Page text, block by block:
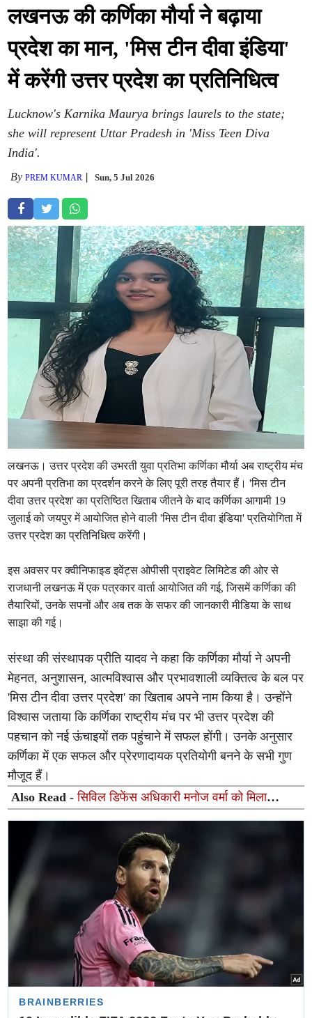
लखनऊ की कर्णिका मौर्या ने बढ़ाया
प्रदेश का मान, 'मिस टीन दीवा इंडिया'
में करेंगी उत्तर प्रदेश का प्रतिनिधित्व
Lucknow's Karnika Maurya brings laurels to the state;
she will represent Uttar Pradesh in 'Miss Teen Diva
India'.
ByPREM KUMAR Sun, 5 Jul 2026
लखनऊ। उत्तर प्रदेश की उभरती युवा प्रतिभा कर्णिका मौर्या अब राष्ट्रीय मंच
पर अपनी प्रतिभा का प्रदर्शन करने के लिए पूरी तरह तैयार हैं। 'मिस टीन
दीवा उत्तर प्रदेश' का प्रतिष्ठित खिताब जीतने के बाद कर्णिका आगामी 19
जुलाई को जयपुर में आयोजित होने वाली 'मिस टीन दीवा इंडिया' प्रतियोगिता में
उत्तर प्रदेश का प्रतिनिधित्व करेंगी।
इस अवसर पर क्वीनिफाइड इवेंट्स ओपीसी प्राइवेट लिमिटेड की ओर से
राजधानी लखनऊ में एक पत्रकार वार्ता आयोजित की गई, जिसमें कर्णिका की
तैयारियों, उनके सपनों और अब तक के सफर की जानकारी मीडिया के साथ
साझा की गई।
संस्था की संस्थापक प्रीति यादव ने कहा कि कर्णिका मौर्या ने अपनी
मेहनत, अनुशासन, आत्मविश्वास और प्रभावशाली व्यक्तित्व के बल पर
'मिस टीन दीवा उत्तर प्रदेश' का खिताब अपने नाम किया है। उन्होंने
विश्वास जताया कि कर्णिका राष्ट्रीय मंच पर भी उत्तर प्रदेश की
पहचान को नई ऊंचाइयों तक पहुंचाने में सफल होंगी। उनके अनुसार
कर्णिका में एक सफल और प्रेरणादायक प्रतियोगी बनने के सभी गुण
मौजूद हैं।
Also Read -सिविल डिफेंस अधिकारी मनोज वर्मा को मिला
‘ताइक्वांडो हॉल ऑफ फेम इंडिया 2026’ सम्मान